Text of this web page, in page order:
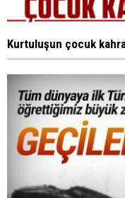
Kurtuluşun çocuk